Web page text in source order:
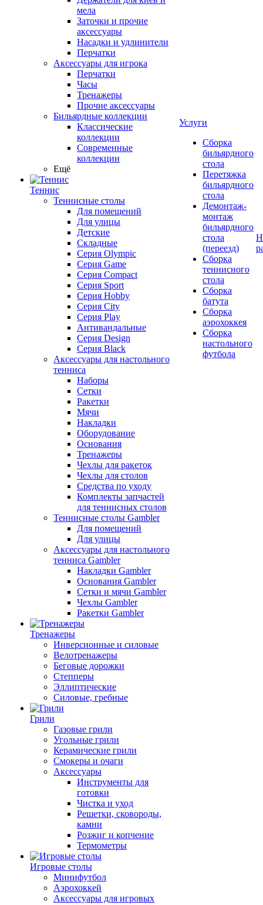
мела
Заточки и прочие
аксессуары
Насадки и удлинители
Перчатки
Аксессуары для игрока
Перчатки
Часы
Тренажеры
Прочие аксессуары
Бильярдные коллекции
Классические
коллекции
Современные
коллекции
Ещё
Теннис
Теннисные столы
Для помещений
Для улицы
Детские
Складные
Серия Olympic
Серия Game
Серия Compact
Серия Sport
Серия Hobby
Серия City
Серия Play
Антивандальные
Серия Design
Серия Black
Аксессуары для настольного
тенниса
Наборы
Сетки
Ракетки
Мячи
Накладки
Оборудование
Основания
Тренажеры
Чехлы для ракеток
Чехлы для столов
Средства по уходу
Комплекты запчастей
для теннисных столов
Теннисные столы Gambler
Для помещений
Для улицы
Аксессуары для настольного
тенниса Gambler
Накладки Gambler
Основания Gambler
Сетки и мячи Gambler
Чехлы Gambler
Ракетки Gambler
Тренажеры
Инверсионные и силовые
Велотренажеры
Беговые дорожки
Степперы
Эллиптические
Силовые, гребные
Грили
Газовые грили
Угольные грили
Керамические грили
Смокеры и очаги
Аксессуары
Инструменты для
готовки
Чистка и уход
Решетки, сковороды,
камни
Розжиг и копчение
Термометры
Игровые столы
Минифутбол
Аэрохоккей
Аксессуары для игровых
Услуги
Сборка
бильярдного
стола
Перетяжка
бильярдного
стола
Демонтаж-
монтаж
бильярдного
стола
(переезд)
Сборка
теннисного
стола
Сборка
батута
Сборка
аэрохоккея
Сборка
настольного
футбола